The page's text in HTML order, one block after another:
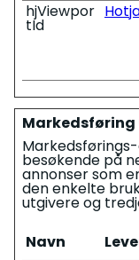
hjViewpor
tId
Markedsføring
besøkende på
annonser som
den enkelte
utgivere og
Navn